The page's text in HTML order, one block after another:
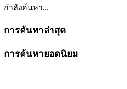
กำลังค้นหา...
การค้นหาล่าสุด
การค้นหายอดนิยม